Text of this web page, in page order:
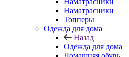
Наматрасники
Наматрасники
Топперы
Одежда для дома
Назад
Одежда для дома
Домашняя обувь